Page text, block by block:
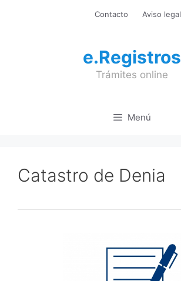
Contacto Aviso legal
e.Registros
Trámites online
Menú
Catastro de Denia